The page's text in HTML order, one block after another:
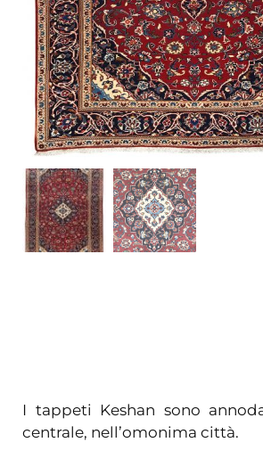
I tappeti Keshan sono
centrale, nell’omonima città.